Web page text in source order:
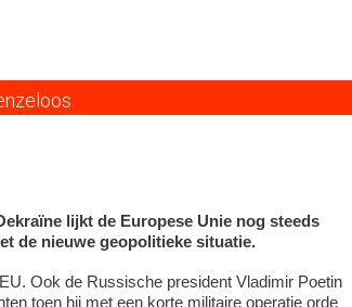
de
lijkt de Europese Unie nog steeds
de nieuwe geopolitieke situatie.
Ook de Russische president Vladimir Poetin
toen hij met een korte militaire operatie orde